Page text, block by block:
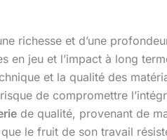
richesse et d’une
en jeu et l’impact à long
et la qualité des
de compromettre
de qualité, provenant de
le fruit de son travail